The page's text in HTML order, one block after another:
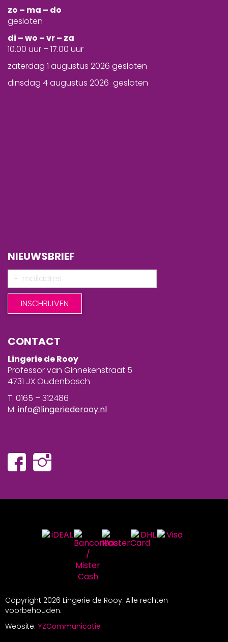
zo – ma – do
gesloten
di – wo – vr – za
10.00 uur – 17.00 uur
zaterdag 1 augustus 2026 gesloten
dinsdag 4 augustus 2026 gesloten
NIEUWSBRIEF
CONTACT
Lingerie de Rooy
Professor van Ginnekenstraat 5
4731 JX Oudenbosch
T: 0165 – 312486
M: info@lingeriederooy.nl
Copyright 2026 Lingerie de Rooy. Alle rechten
voorbehouden.
Website: YZCommunicatie